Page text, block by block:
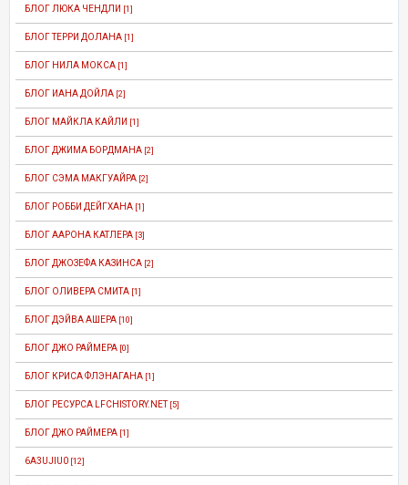
БЛОГ ЛЮКА ЧЕНДЛИ [1]
БЛОГ ТЕРРИ ДОЛАНА [1]
БЛОГ НИЛА МОКСА [1]
БЛОГ ИАНА ДОЙЛА [2]
БЛОГ МАЙКЛА КАЙЛИ [1]
БЛОГ ДЖИМА БОРДМАНА [2]
БЛОГ СЭМА МАКГУАЙРА [2]
БЛОГ РОББИ ДЕЙГХАНА [1]
БЛОГ ААРОНА КАТЛЕРА [3]
БЛОГ ДЖОЗЕФА КАЗИНСА [2]
БЛОГ ОЛИВЕРА СМИТА [1]
БЛОГ ДЭЙВА АШЕРА [10]
БЛОГ ДЖО РАЙМЕРА [0]
БЛОГ КРИСА ФЛЭНАГАНА [1]
БЛОГ РЕСУРСА LFCHISTORY.NET [5]
БЛОГ ДЖО РАЙМЕРА [1]
6A3UJIU0 [12]